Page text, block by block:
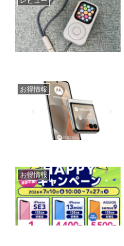
お得情報
お得情報